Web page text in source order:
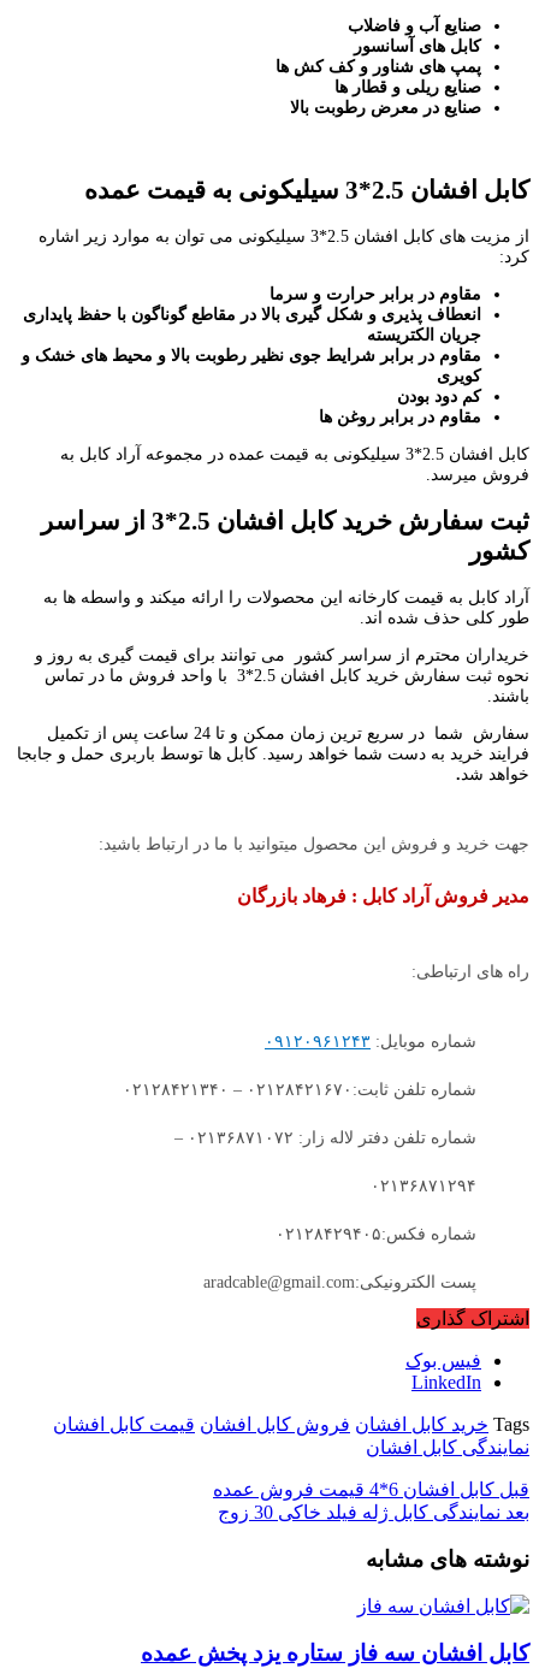
صنایع آب و فاضلاب
کابل های آسانسور
پمپ های شناور و کف کش ها
صنایع ریلی و قطار ها
صنایع در معرض رطوبت بالا
کابل افشان 2.5*3 سیلیکونی به قیمت عمده
از مزیت های کابل افشان 2.5*3 سیلیکونی می توان به موارد زیر اشاره
کرد:
مقاوم در برابر حرارت و سرما
انعطاف پذیری و شکل گیری بالا در مقاطع گوناگون با حفظ پایداری
جریان الکتریسته
مقاوم در برابر شرایط جوی نظیر رطوبت بالا و محیط های خشک و
کویری
کم دود بودن
مقاوم در برابر روغن ها
کابل افشان 2.5*3 سیلیکونی به قیمت عمده در مجموعه آراد کابل به
فروش میرسد.
ثبت سفارش خرید کابل افشان 2.5*3 از سراسر
کشور
آراد کابل به قیمت کارخانه این محصولات را ارائه میکند و واسطه ها به
طور کلی حذف شده اند.
خریداران محترم از سراسر کشور می توانند برای قیمت گیری به روز و
نحوه ثبت سفارش خرید کابل افشان 2.5*3 با واحد فروش ما در تماس
باشند.
سفارش شما در سریع ترین زمان ممکن و تا 24 ساعت پس از تکمیل
فرایند خرید به دست شما خواهد رسید. کابل ها توسط باربری حمل و جابجا
خواهد شد.
جهت خرید و فروش این محصول میتوانید با ما در ارتباط باشید:
مدیر فروش آراد کابل : فرهاد بازرگان
راه های ارتباطی:
شماره موبایل: ۰۹۱۲۰۹۶۱۲۴۳
شماره تلفن ثابت:۰۲۱۲۸۴۲۱۶۷۰ – ۰۲۱۲۸۴۲۱۳۴۰
شماره تلفن دفتر لاله زار: ۰۲۱۳۶۸۷۱۰۷۲ –
۰۲۱۳۶۸۷۱۲۹۴
شماره فکس:۰۲۱۲۸۴۲۹۴۰۵
پست الکترونیکی:aradcable@gmail.com
اشتراک گذاری
فیس بوک
LinkedIn
Tags خرید کابل افشان فروش کابل افشان قیمت کابل افشان
نمایندگی کابل افشان
قبل کابل افشان 6*4 قیمت فروش عمده
بعد نمایندگی کابل ژله فیلد خاکی 30 زوج
نوشته های مشابه
کابل افشان سه فاز ستاره یزد پخش عمده